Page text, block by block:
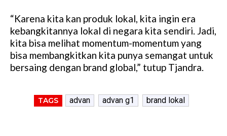
“Karena kita kan produk lokal, kita ingin era
kebangkitannya lokal di negara kita sendiri. Jadi,
kita bisa melihat momentum-momentum yang
bisa membangkitkan kita punya semangat untuk
bersaing dengan brand global,” tutup Tjandra.
TAGS advan advan g1 brand lokal